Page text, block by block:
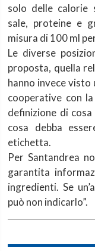
solo delle calorie
sale, proteine e
misura di 100 ml
Le diverse
proposta, quella
hanno invece visto
cooperative con
definizione di
cosa debba
etichetta.
Per Santandrea
garantita
ingredienti. Se
può non indicarlo”.